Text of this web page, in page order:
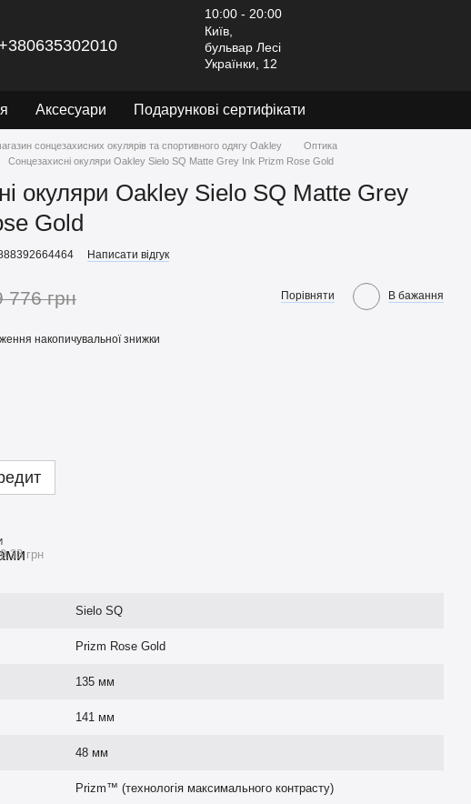
10:00 - 20:00
Київ,
бульвар Лесі
Українки, 12
Аксесуари Подарункові сертифікати
сонцезахисних окулярів та спортивного одягу Oakley
Оптика
Сонцезахисні окуляри Oakley Sielo SQ Matte Grey Ink Prizm Rose Gold
окуляри Oakley Sielo SQ Matte Grey
Gold
Написати відгук
776 грн Порівняти В бажання
накопичувальної знижки
грн
Sielo SQ
Prizm Rose Gold
135 мм
141 мм
48 мм
Prizm™ (технологія максимального контрасту)